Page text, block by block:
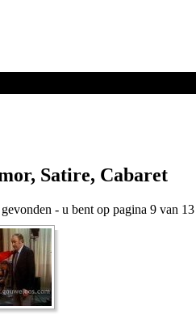
Satire, Cabaret
- u bent op pagina 9 van 13